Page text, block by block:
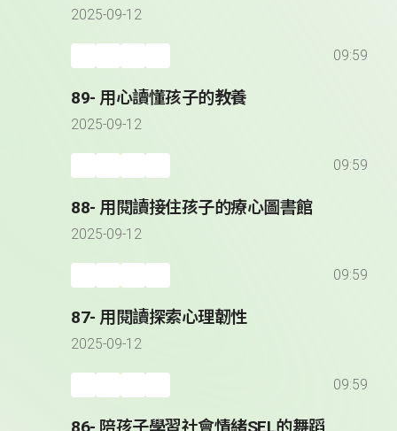
2025-09-12
09:59
89- 用心讀懂孩子的教養
2025-09-12
09:59
88- 用閱讀接住孩子的療心圖書館
2025-09-12
09:59
87- 用閱讀探索心理韌性
2025-09-12
09:59